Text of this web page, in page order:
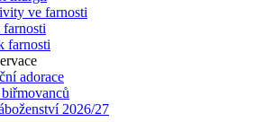
ve farnosti
farnosti
adorace
2026/27